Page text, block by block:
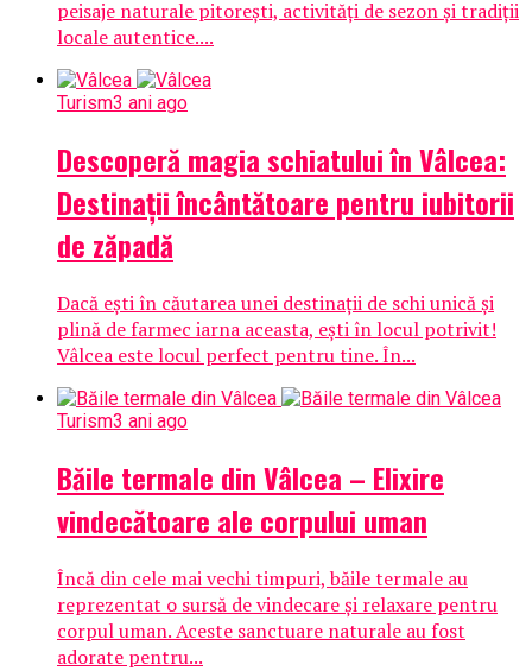
peisaje naturale pitorești, activități de sezon și tradiții
locale autentice....
Turism3 ani ago
Descoperă magia schiatului în Vâlcea:
Destinații încântătoare pentru iubitorii
de zăpadă
Dacă ești în căutarea unei destinații de schi unică și
plină de farmec iarna aceasta, ești în locul potrivit!
Vâlcea este locul perfect pentru tine. În...
Turism3 ani ago
Băile termale din Vâlcea – Elixire
vindecătoare ale corpului uman
Încă din cele mai vechi timpuri, băile termale au
reprezentat o sursă de vindecare și relaxare pentru
corpul uman. Aceste sanctuare naturale au fost
adorate pentru...